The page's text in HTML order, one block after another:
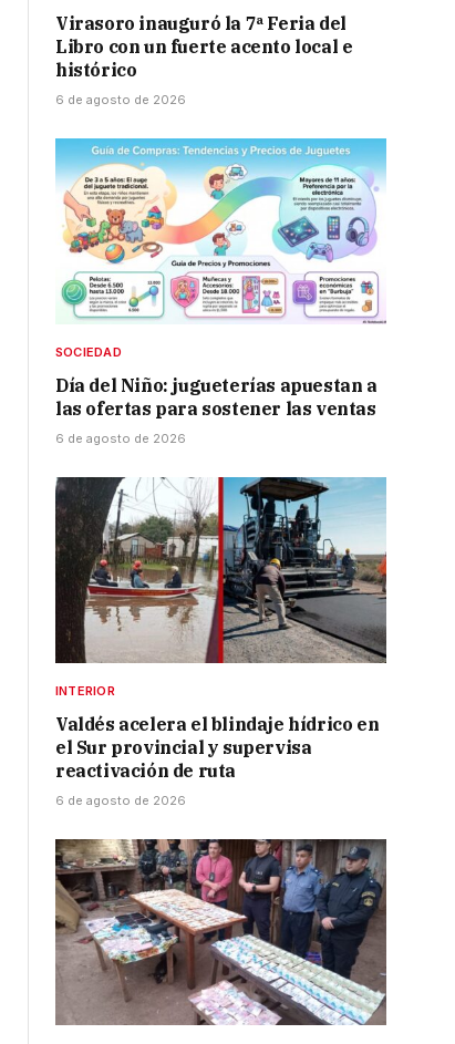
Virasoro inauguró la 7ª Feria del
Libro con un fuerte acento local e
histórico
6 de agosto de 2026
SOCIEDAD
Día del Niño: jugueterías apuestan a
las ofertas para sostener las ventas
6 de agosto de 2026
INTERIOR
Valdés acelera el blindaje hídrico en
el Sur provincial y supervisa
reactivación de ruta
6 de agosto de 2026